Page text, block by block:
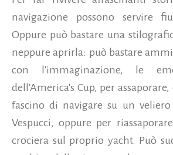
navigazione possono servire
Oppure può bastare una
neppure aprirla: può bastare
con l'immaginazione, le
dell'America's Cup, per
fascino di navigare su un
Vespucci, oppure per
crociera sul proprio yacht. Può